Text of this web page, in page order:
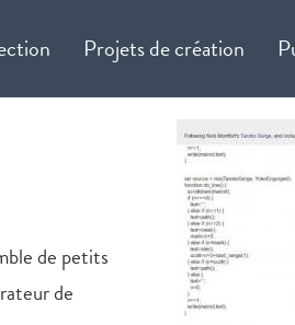
Projets de création
de petits
de